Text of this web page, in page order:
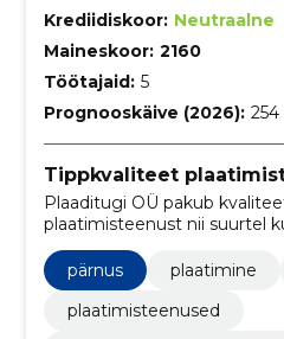
Krediidiskoor: Neutraalne
Maineskoor: 2160
Töötajaid: 5
Prognooskäive (2026):
Tippkvaliteet
Plaaditugi OÜ pakub
plaatimisteenust nii suurtel
Me teame ja mõistame, kui
plaatimistöödel, tagades
tulemuse.
pärnus plaatimine
plaatimisteenused